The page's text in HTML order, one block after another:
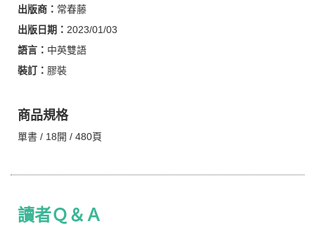
出版商： 常春藤
出版日期： 2023/01/03
語言： 中英雙語
裝訂： 膠裝
商品規格
單書 / 18開 / 480頁
讀者Ｑ＆Ａ